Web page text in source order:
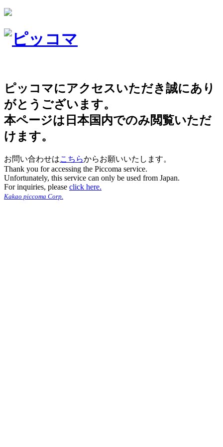
ピッコマにアクセスいただき誠にあり
がとうございます。
本ページは日本国内でのみ閲覧いただ
けます。
お問い合わせはこちらからお願いいたします。
Thank you for accessing the Piccoma service.
Unfortunately, this service can only be used from Japan.
For inquiries, please click here.
Kakao piccoma Corp.